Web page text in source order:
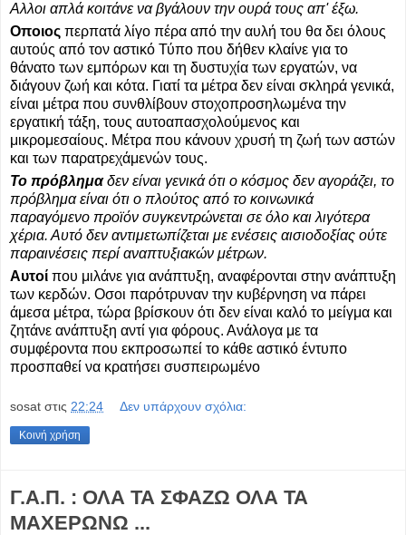
Αλλοι απλά κοιτάνε να βγάλουν την ουρά τους απ' έξω.
Οποιος περπατά λίγο πέρα από την αυλή του θα δει όλους
αυτούς από τον αστικό Τύπο που δήθεν κλαίνε για το
θάνατο των εμπόρων και τη δυστυχία των εργατών, να
διάγουν ζωή και κότα. Γιατί τα μέτρα δεν είναι σκληρά γενικά,
είναι μέτρα που συνθλίβουν στοχοπροσηλωμένα την
εργατική τάξη, τους αυτοαπασχολούμενος και
μικρομεσαίους. Μέτρα που κάνουν χρυσή τη ζωή των αστών
και των παρατρεχάμενών τους.
Το πρόβλημαδεν είναι γενικά ότι ο κόσμος δεν αγοράζει, το
πρόβλημα είναι ότι ο πλούτος από το κοινωνικά
παραγόμενο προϊόν συγκεντρώνεται σε όλο και λιγότερα
χέρια. Αυτό δεν αντιμετωπίζεται με ενέσεις αισιοδοξίας ούτε
παραινέσεις περί αναπτυξιακών μέτρων.
Αυτοί που μιλάνε για ανάπτυξη, αναφέρονται στην ανάπτυξη
των κερδών. Οσοι παρότρυναν την κυβέρνηση να πάρει
άμεσα μέτρα, τώρα βρίσκουν ότι δεν είναι καλό το μείγμα και
ζητάνε ανάπτυξη αντί για φόρους. Ανάλογα με τα
συμφέροντα που εκπροσωπεί το κάθε αστικό έντυπο
προσπαθεί να κρατήσει συσπειρωμένο
sosat στις 22:24 Δεν υπάρχουν σχόλια:
Κοινή χρήση
Γ.Α.Π. : ΟΛΑ ΤΑ ΣΦΑΖΩ ΟΛΑ ΤΑ
ΜΑΧEΡΩΝΩ ...